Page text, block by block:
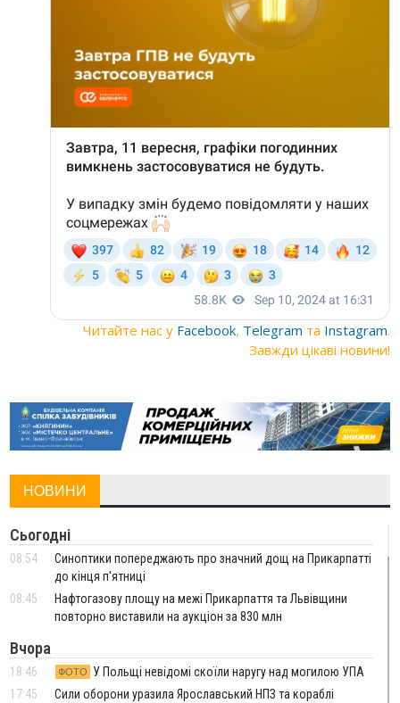
Читайте нас у Facebook, Telegram та Instagram.
Завжди цікаві новини!
НОВИНИ
Сьогодні
08:54
Синоптики попереджають про значний дощ на Прикарпатті
до кінця п'ятниці
08:45
Нафтогазову площу на межі Прикарпаття та Львівщини
повторно виставили на аукціон за 830 млн
Вчора
18:46 ФОТО
У Польщі невідомі скоїли наругу над могилою УПА
17:45
Сили оборони уразила Ярославський НПЗ та кораблі